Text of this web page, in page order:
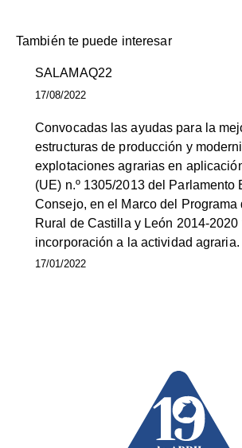
También te puede interesar
SALAMAQ22
17/08/2022
Convocadas las ayudas para la
estructuras de producción y
explotaciones agrarias en
(UE) n.º 1305/2013 del Parlamento
Consejo, en el Marco del Programa
Rural de Castilla y León 2014-
incorporación a la actividad agraria.
17/01/2022